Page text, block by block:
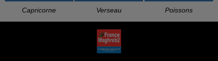
Capricorne Verseau Poissons